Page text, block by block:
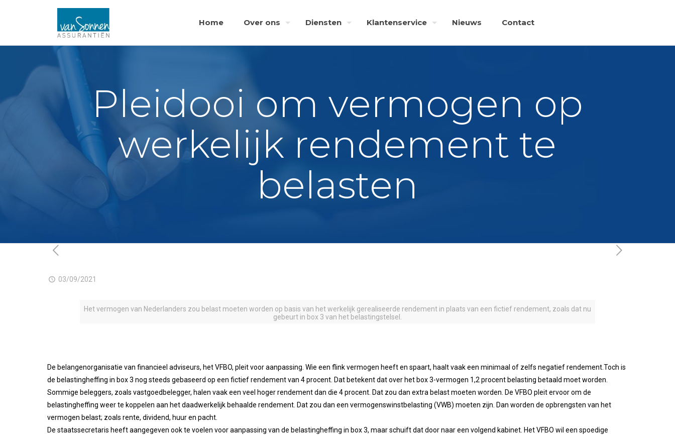
Home Over ons Diensten Klantenservice Nieuws Contact
Pleidooi om vermogen op
werkelijk rendement te
belasten
03/09/2021
Het vermogen van Nederlanders zou belast moeten worden op basis van het werkelijk gerealiseerde rendement in plaats van een fictief rendement, zoals dat nu
gebeurt in box 3 van het belastingstelsel.
De belangenorganisatie van financieel adviseurs, het VFBO, pleit voor aanpassing. Wie een flink vermogen heeft en spaart, haalt vaak een minimaal of zelfs negatief rendement.Toch is
de belastingheffing in box 3 nog steeds gebaseerd op een fictief rendement van 4 procent. Dat betekent dat over het box 3-vermogen 1,2 procent belasting betaald moet worden.
Sommige beleggers, zoals vastgoedbelegger, halen vaak een veel hoger rendement dan die 4 procent. Dat zou dan extra belast moeten worden. De VFBO pleit ervoor om de
belastingheffing weer te koppelen aan het daadwerkelijk behaalde rendement. Dat zou dan een vermogenswinstbelasting (VWB) moeten zijn. Dan worden de opbrengsten van het
vermogen belast; zoals rente, dividend, huur en pacht.
De staatssecretaris heeft aangegeven ook te voelen voor aanpassing van de belastingheffing in box 3, maar schuift dat door naar een volgend kabinet. Het VFBO wil een spoedige